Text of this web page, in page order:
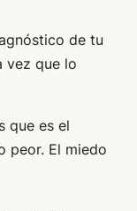
de tu
vez que lo
que es el
peor. El miedo